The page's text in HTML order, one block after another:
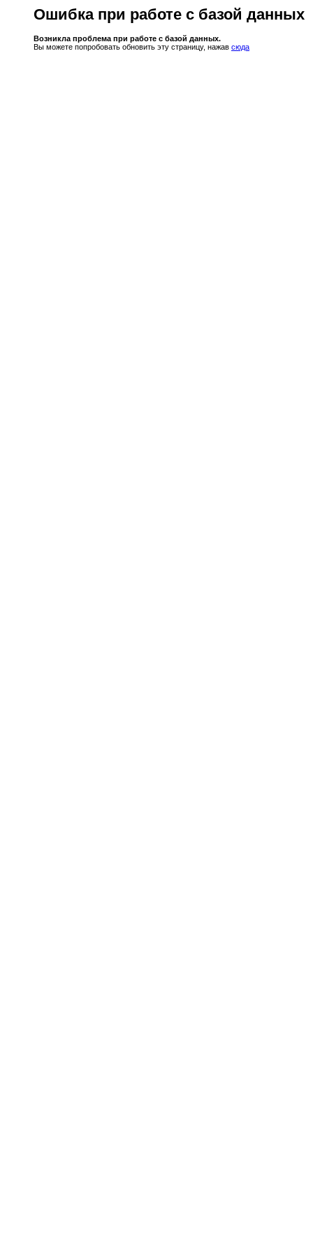
Ошибка при работе с базой данных
Возникла проблема при работе с базой данных.
Вы можете попробовать обновить эту страницу, нажав сюда